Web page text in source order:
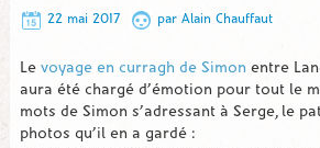
22 mai 2017 par Alain Chauffaut
Le voyage en curragh de Simon entre
aura été chargé d’émotion pour tout le
mots de Simon s’adressant à Serge, le
photos qu’il en a gardé :